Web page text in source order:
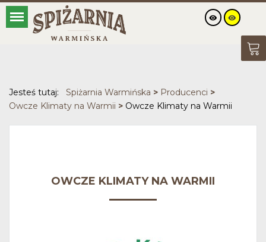
Jesteś tutaj: Spiżarnia Warmińska > Producenci >
Owcze Klimaty na Warmii > Owcze Klimaty na Warmii
OWCZE KLIMATY NA WARMII